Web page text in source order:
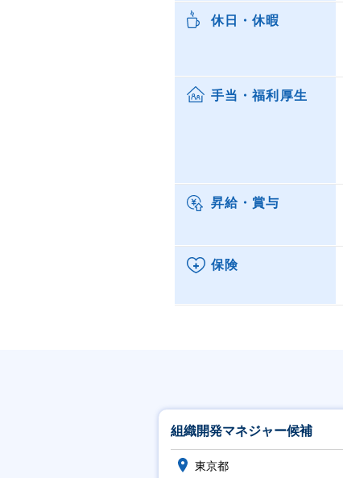
休日・休暇
手当・福利厚生
昇給・賞与
保険
組織開発マネジャー候補
東京都